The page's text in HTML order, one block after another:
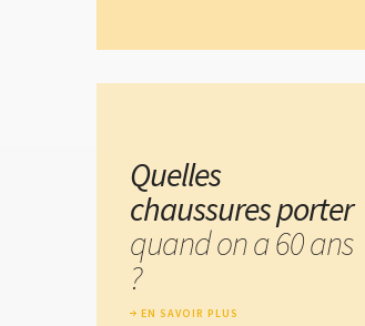
Quelles
chaussures porter
quand on a 60 ans
?
EN SAVOIR PLUS